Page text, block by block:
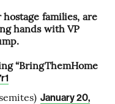
families, are
hands with VP
“BringThemHome
January 20,